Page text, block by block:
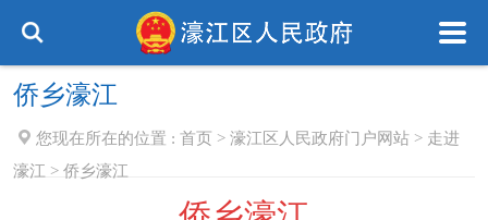
侨乡濠江
您现在所在的位置 : 首页 > 濠江区人民政府门户网站 > 走进
濠江 > 侨乡濠江